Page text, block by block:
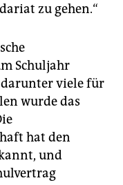
zu gehen.“
Schuljahr
darunter viele für
wurde das
hat den
und